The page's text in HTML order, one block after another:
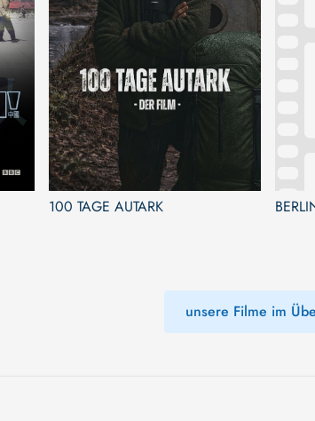
100 TAGE AUTARK
unsere Filme im